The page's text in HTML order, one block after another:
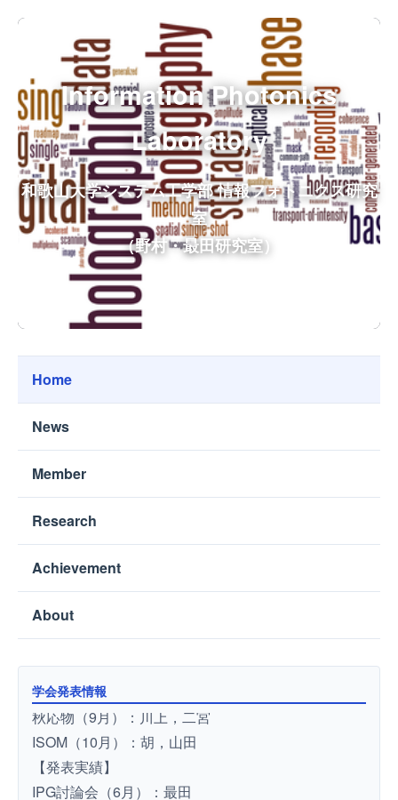
Information Photonics
Laboratory
和歌山大学システム工学部 情報フォトニクス研究
室
（野村・最田研究室）
Home
News
Member
Research
Achievement
About
学会発表情報
【登壇予定】
秋応物（9月）：川上，二宮
ISOM（10月）：胡，山田
【発表実績】
IPG討論会（6月）：最田